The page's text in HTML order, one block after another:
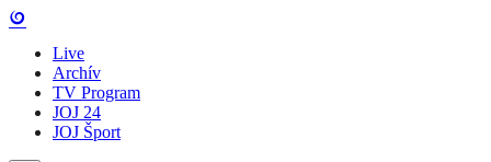
Live
Archív
TV Program
JOJ 24
JOJ Šport